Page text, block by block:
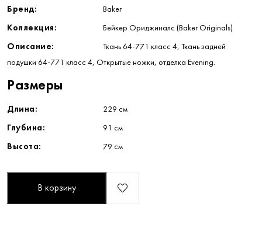
Бренд: Baker
Коллекция: Бейкер Ориджиналс (Baker Originals)
Описание: Ткань 64-771 класс 4, Ткань задней
подушки 64-771 класс 4, Открытые ножки, отделка Evening.
Размеры
Длина: 229 см
Глубина: 91 см
Высота: 79 см
В корзину